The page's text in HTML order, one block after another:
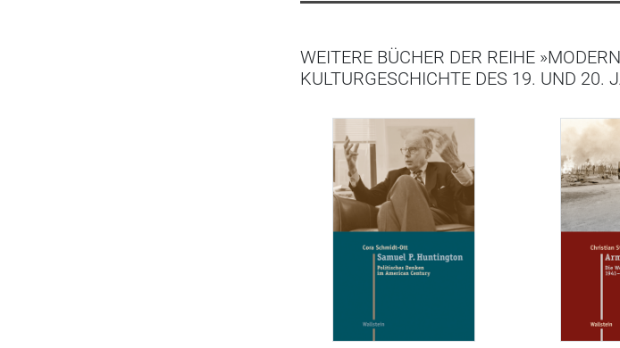
WEITERE BÜCHER DER REIHE
KULTURGESCHICHTE DES 19. UND 20.